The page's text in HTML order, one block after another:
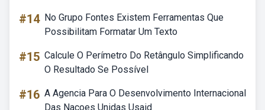
#14 No Grupo Fontes Existem Ferramentas Que
Possibilitam Formatar Um Texto
#15 Calcule O Perímetro Do Retângulo Simplificando
O Resultado Se Possível
#16 A Agencia Para O Desenvolvimento Internacional
Das Nacoes Unidas Usaid